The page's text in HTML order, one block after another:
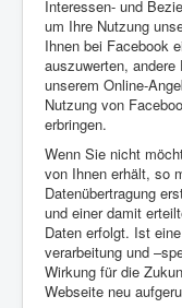
Interessen- und
um Ihre Nutzung
Ihnen bei Facebook
auszuwerten,
unserem Online-
Nutzung von
erbringen.
Wenn Sie nicht
von Ihnen erhält, so
Datenübertragung
und einer damit
Daten erfolgt. Ist
verarbeitung und
Wirkung für die
Webseite neu